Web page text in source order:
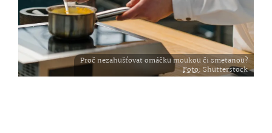
Proč nezahušťovat omáčku moukou či smetanou?
Foto: Shutterstock